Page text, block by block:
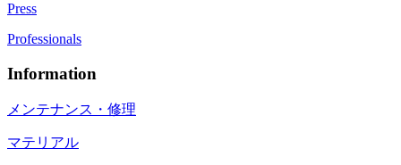
Press
Professionals
Information
メンテナンス・修理
マテリアル